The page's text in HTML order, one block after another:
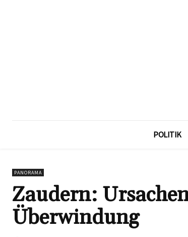
POLITIK
PANORAMA
Zaudern:
Überwindung